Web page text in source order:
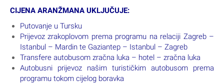
CIJENA ARANŽMANA UKLJUČUJE:
Putovanje u Tursku
Prijevoz zrakoplovom prema programu na relaciji Zagreb –
Istanbul – Mardin te Gaziantep – Istanbul – Zagreb
Transfere autobusom zračna luka – hotel – zračna luka
Autobusni prijevoz našim turističkim autobusom prema
programu tokom cijelog boravka